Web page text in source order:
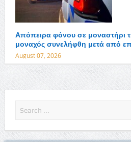
Απόπειρα φόνου σε μοναστήρι
μοναχός συνελήφθη μετά από
August 07, 2026